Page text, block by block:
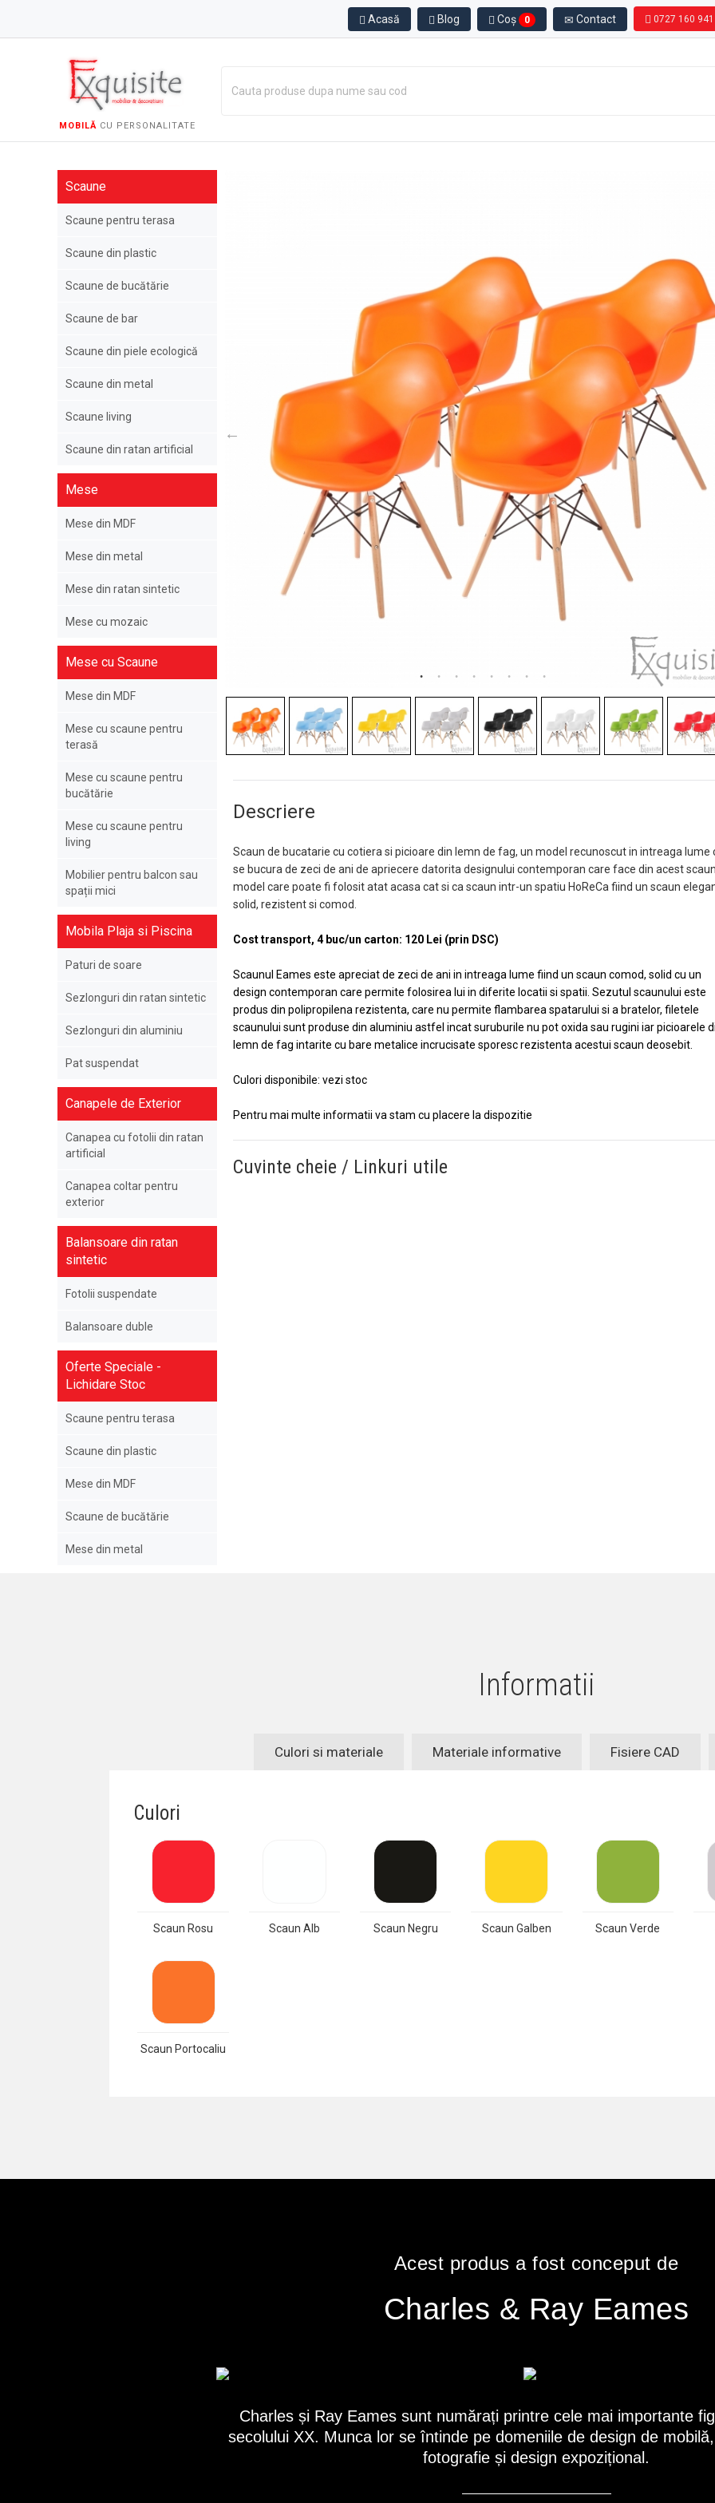
Acasă Blog Coș 0 Contact 0727 160 941
MOBILĂ CU PERSONALITATE
Scaune
Scaune pentru terasa
Scaune din plastic
Scaune de bucătărie
Scaune de bar
Scaune din piele ecologică
Scaune din metal
Scaune living
Scaune din ratan artificial
Mese
Mese din MDF
Mese din metal
Mese din ratan sintetic
Mese cu mozaic
Mese cu Scaune
Mese din MDF
Mese cu scaune pentru
terasă
Mese cu scaune pentru
bucătărie
Mese cu scaune pentru
living
Mobilier pentru balcon sau
spații mici
Mobila Plaja si Piscina
Paturi de soare
Sezlonguri din ratan sintetic
Sezlonguri din aluminiu
Pat suspendat
Canapele de Exterior
Canapea cu fotolii din ratan
artificial
Canapea coltar pentru
exterior
Balansoare din ratan
sintetic
Fotolii suspendate
Balansoare duble
Oferte Speciale -
Lichidare Stoc
Scaune pentru terasa
Scaune din plastic
Mese din MDF
Scaune de bucătărie
Mese din metal
Descriere
Scaun de bucatarie cu cotiera si picioare din lemn de fag, un model recunoscut in intreaga lume
se bucura de zeci de ani de apriecere datorita designului contemporan care face din acest
model care poate fi folosit atat acasa cat si ca scaun intr-un spatiu HoReCa fiind un scaun
solid, rezistent si comod.
Cost transport, 4 buc/un carton: 120 Lei (prin DSC)
Scaunul Eames este apreciat de zeci de ani in intreaga lume fiind un scaun comod, solid cu un
design contemporan care permite folosirea lui in diferite locatii si spatii. Sezutul scaunului este
produs din polipropilena rezistenta, care nu permite flambarea spatarului si a bratelor, filetele
scaunului sunt produse din aluminiu astfel incat suruburile nu pot oxida sau rugini iar picioarele
lemn de fag intarite cu bare metalice incrucisate sporesc rezistenta acestui scaun deosebit.
Culori disponibile: vezi stoc
Pentru mai multe informatii va stam cu placere la dispozitie
Cuvinte cheie / Linkuri utile
Informatii
Culori si materiale Materiale informative Fisiere CAD
Culori
Scaun Rosu Scaun Alb Scaun Negru Scaun Galben Scaun Verde
Scaun Portocaliu
Acest produs a fost conceput de
Charles & Ray Eames
Charles și Ray Eames sunt numărați printre cele mai importante
secolului XX. Munca lor se întinde pe domeniile de design de
fotografie și design expozițional.